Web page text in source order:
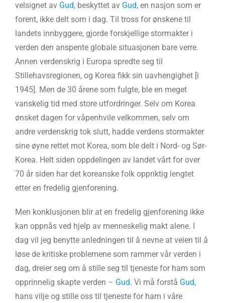
velsignet av Gud, beskyttet av Gud, en nasjon som er
forent, ikke delt som i dag. Til tross for ønskene til
landets innbyggere, gjorde forskjellige stormakter i
verden den anspente globale situasjonen bare verre.
Annen verdenskrig i Europa spredte seg til
Stillehavsregionen, og Korea fikk sin uavhengighet [i
1945]. Men de 30 årene som fulgte, ble en meget
vanskelig tid med store utfordringer. Selv om Korea
ønsket dagen for våpenhvile velkommen, selv om
andre verdenskrig tok slutt, hadde verdens stormakter
sine øyne rettet mot Korea, som ble delt i Nord- og Sør-
Korea. Helt siden oppdelingen av landet vårt for over
70 år siden har det koreanske folk oppriktig lengtet
etter en fredelig gjenforening.
Men konklusjonen blir at en fredelig gjenforening ikke
kan oppnås ved hjelp av menneskelig makt alene. I
dag vil jeg benytte anledningen til å nevne at veien til å
løse de kritiske problemene som rammer vår verden i
dag, dreier seg om å stille seg til tjeneste for ham som
opprinnelig skapte verden – Gud. Vi må forstå Gud,
hans vilje og stille oss til tjeneste for ham i våre